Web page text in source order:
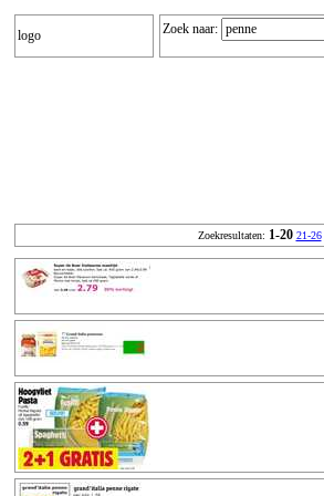
logo Zoek naar:
Zoekresultaten: 1-20 21-26